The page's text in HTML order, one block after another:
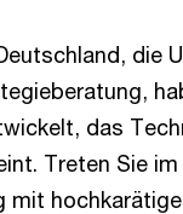
die
das
Treten Sie im
mit